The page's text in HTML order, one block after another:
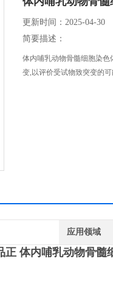
更新时间：2025-04-30
简要描述：
体内哺乳动物骨髓细胞染
变,以评价受试物致突变的
应用领域
正 体内哺乳动物骨髓